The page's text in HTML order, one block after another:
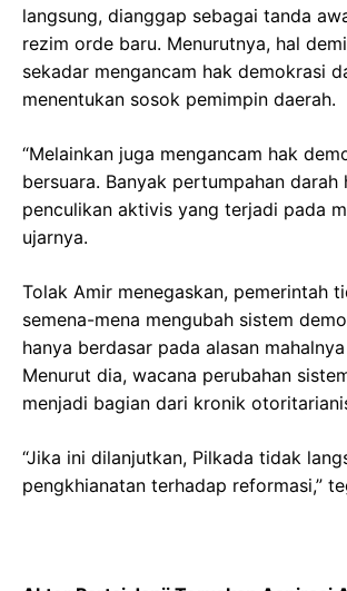
langsung, dianggap sebagai tanda
rezim orde baru. Menurutnya, hal
sekadar mengancam hak demokrasi
menentukan sosok pemimpin daerah.
“Melainkan juga mengancam hak
bersuara. Banyak pertumpahan darah
penculikan aktivis yang terjadi pada
ujarnya.
Tolak Amir menegaskan, pemerintah
semena-mena mengubah sistem
hanya berdasar pada alasan
Menurut dia, wacana perubahan
menjadi bagian dari kronik
“Jika ini dilanjutkan, Pilkada tidak
pengkhianatan terhadap reformasi,”